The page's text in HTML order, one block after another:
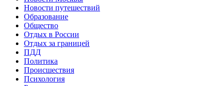
Новости путешествий
Образование
Общество
Отдых в России
Отдых за границей
ПДД
Политика
Происшествия
Психология